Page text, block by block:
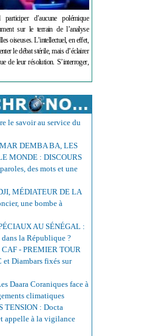
d’aucune polémique
sur le terrain de l’analyse
oiseuses. L’intellectuel, en effet,
le débat stérile, mais d’éclairer
de leur résolution. S’interroger,
le savoir au service du
DEMBA BA, LES
MONDE : DISCOURS
des mots et une
MÉDIATEUR DE LA
une bombe à
AU SÉNÉGAL :
la République ?
- PREMIER TOUR
Diambars fixés sur
Daara Coraniques face à
climatiques
TENSION : Docta
appelle à la vigilance